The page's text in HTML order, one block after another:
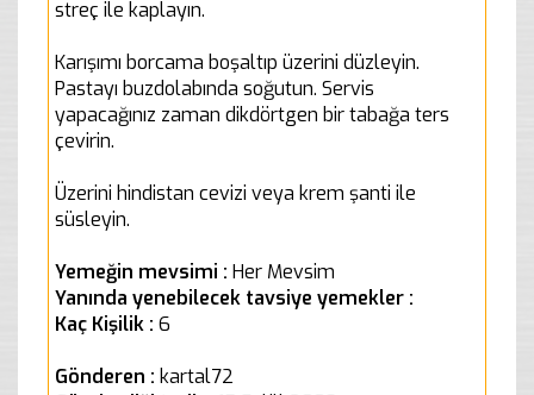
streç ile kaplayın.
Karışımı borcama boşaltıp üzerini düzleyin.
Pastayı buzdolabında soğutun. Servis
yapacağınız zaman dikdörtgen bir tabağa ters
çevirin.
Üzerini hindistan cevizi veya krem şanti ile
süsleyin.
Yemeğin mevsimi : Her Mevsim
Yanında yenebilecek tavsiye yemekler :
Kaç Kişilik : 6
Gönderen : kartal72